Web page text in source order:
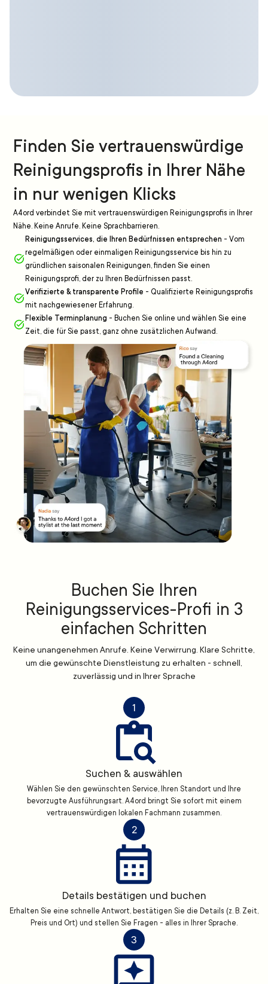
Finden Sie vertrauenswürdige
Reinigungsprofis in Ihrer Nähe
in nur wenigen Klicks
A4ord verbindet Sie mit vertrauenswürdigen Reinigungsprofis in Ihrer
Nähe. Keine Anrufe. Keine Sprachbarrieren.
Reinigungsservices, die Ihren Bedürfnissen entsprechen - Vom
regelmäßigen oder einmaligen Reinigungsservice bis hin zu
gründlichen saisonalen Reinigungen, finden Sie einen
Reinigungsprofi, der zu Ihren Bedürfnissen passt.
Verifizierte & transparente Profile - Qualifizierte Reinigungsprofis
mit nachgewiesener Erfahrung.
Flexible Terminplanung - Buchen Sie online und wählen Sie eine
Zeit, die für Sie passt, ganz ohne zusätzlichen Aufwand.
Buchen Sie Ihren
Reinigungsservices-Profi in 3
einfachen Schritten
Keine unangenehmen Anrufe. Keine Verwirrung. Klare Schritte,
um die gewünschte Dienstleistung zu erhalten - schnell,
zuverlässig und in Ihrer Sprache
1
Suchen & auswählen
Wählen Sie den gewünschten Service, Ihren Standort und Ihre
bevorzugte Ausführungsart. A4ord bringt Sie sofort mit einem
vertrauenswürdigen lokalen Fachmann zusammen.
2
Details bestätigen und buchen
Erhalten Sie eine schnelle Antwort, bestätigen Sie die Details (z. B. Zeit,
Preis und Ort) und stellen Sie Fragen - alles in Ihrer Sprache.
3